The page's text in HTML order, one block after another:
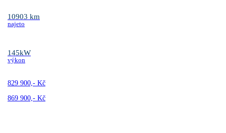
10903 km
najeto
145kW
výkon
829 900,- Kč
869 900,- Kč